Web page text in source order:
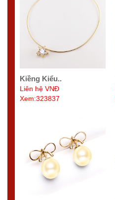
Kiềng Kiểu..
Liên hệ VNĐ
Xem:323837